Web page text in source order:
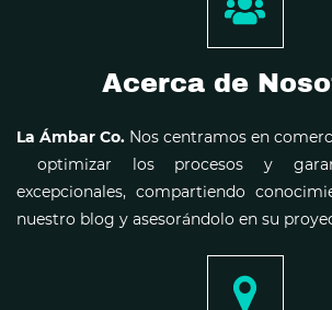
Acerca de
La Ámbar Co. Nos centramos en
optimizar los procesos y
excepcionales, compartiendo
nuestro blog y asesorándolo en su